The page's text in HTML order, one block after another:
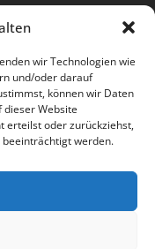
wir Technologien wie
und/oder darauf
können wir Daten
Website
erteilst oder zurückziehst,
werden.